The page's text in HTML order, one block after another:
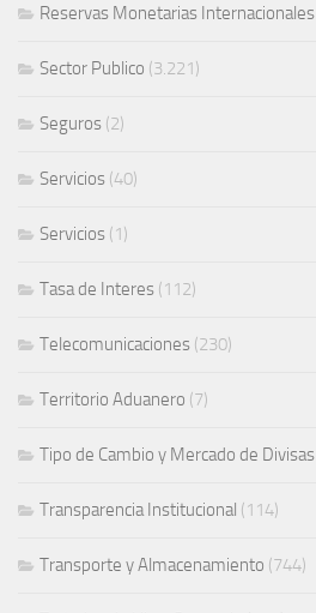
Reservas Monetarias Internacionales
Sector Publico (3.221)
Seguros (2)
Servicios (40)
Servicios (1)
Tasa de Interes (112)
Telecomunicaciones (230)
Territorio Aduanero (7)
Tipo de Cambio y Mercado de Divisas
Transparencia Institucional (114)
Transporte y Almacenamiento (744)